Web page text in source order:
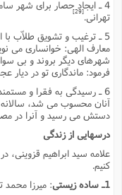
4 ـ ایجاد حصار براى شهر
تهرانى.[29]
5 ـ ترغیب و تشویق طلاّب با
معارف الهى: خوانسارى مى
شهرهاى دیگر بروند و بى
فرمود: ماندگارى تو در دیار
6 ـ رسیدگى به فقرا و
آنان محسوب مى شد، سالانه
دستش مى رسید و آنرا در
درسهایى از زندگى
علامه سید ابراهیم قزوینى،
کنیم.
1ـ ساده زیستى
: میرزا محمد